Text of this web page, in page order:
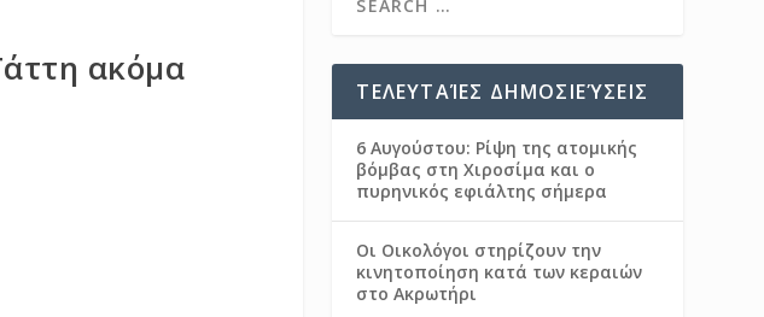
ακόμα
ΤΕΛΕΥΤΑΊΕΣ ΔΗΜΟΣΙΕΎΣΕΙΣ
6 Αυγούστου: Ρίψη της ατομικής
βόμβας στη Χιροσίμα και ο
πυρηνικός εφιάλτης σήμερα
Οι Οικολόγοι στηρίζουν την
κινητοποίηση κατά των κεραιών
στο Ακρωτήρι